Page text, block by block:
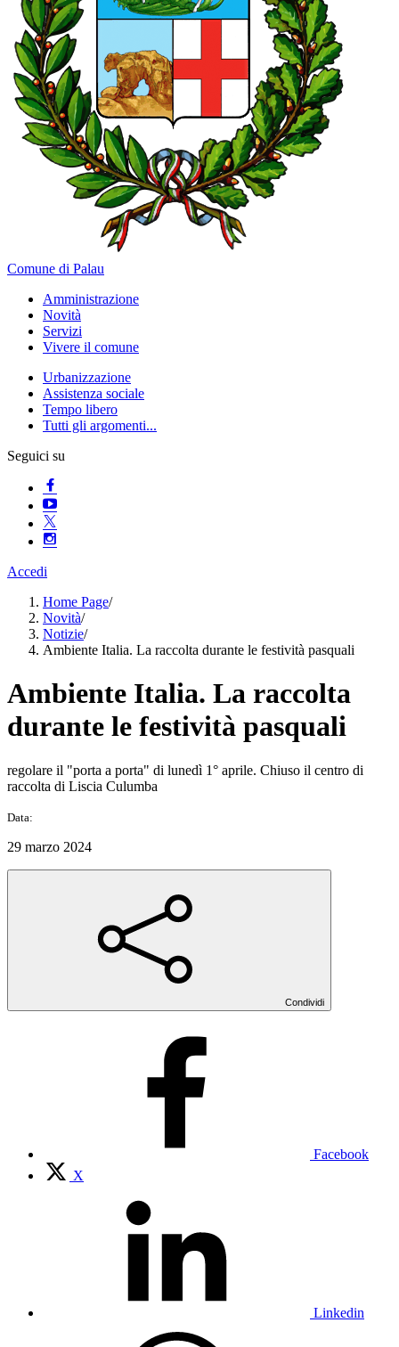
Comune di Palau
Amministrazione
Novità
Servizi
Vivere il comune
Urbanizzazione
Assistenza sociale
Tempo libero
Tutti gli argomenti...
Seguici su
Accedi
Home Page/
Novità/
Notizie/
Ambiente Italia. La raccolta durante le festività pasquali
Ambiente Italia. La raccolta
durante le festività pasquali
regolare il "porta a porta" di lunedì 1° aprile. Chiuso il centro di
raccolta di Liscia Culumba
Data:
29 marzo 2024
Condividi
Facebook
X
Linkedin